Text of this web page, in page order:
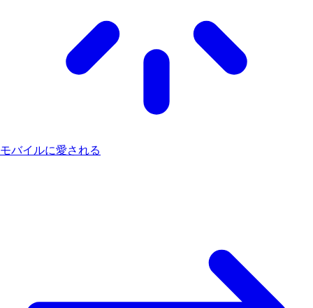
モバイルに愛される